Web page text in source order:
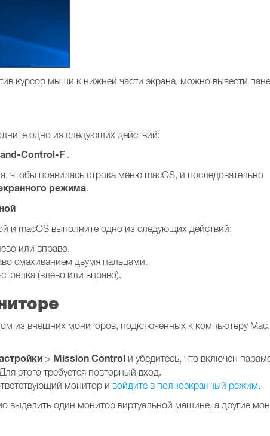
курсор мыши к нижней части экрана, можно вывести
одно из следующих действий:
Control-F .
чтобы появилась строка меню macOS, и последовательно
режима.
и macOS выполните одно из следующих действий:
или вправо.
смахиванием двумя пальцами.
(влево или вправо).
из внешних мониторов, подключенных к компьютеру Mac,
> Mission Control и убедитесь, что включен
этого требуется повторный вход.
монитор и войдите в полноэкранный режим.
выделить один монитор виртуальной машине, а другие